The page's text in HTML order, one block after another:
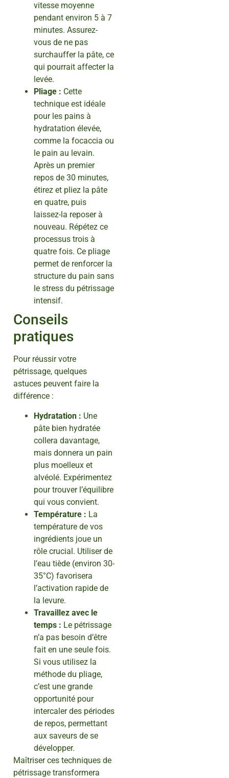
vitesse moyenne
pendant environ 5 à 7
minutes. Assurez-
vous de ne pas
surchauffer la pâte, ce
qui pourrait affecter la
levée.
Pliage : Cette
technique est idéale
pour les pains à
hydratation élevée,
comme la focaccia ou
le pain au levain.
Après un premier
repos de 30 minutes,
étirez et pliez la pâte
en quatre, puis
laissez-la reposer à
nouveau. Répétez ce
processus trois à
quatre fois. Ce pliage
permet de renforcer la
structure du pain sans
le stress du pétrissage
intensif.
Conseils
pratiques
Pour réussir votre
pétrissage, quelques
astuces peuvent faire la
différence :
Hydratation : Une
pâte bien hydratée
collera davantage,
mais donnera un pain
plus moelleux et
alvéolé. Expérimentez
pour trouver l’équilibre
qui vous convient.
Température : La
température de vos
ingrédients joue un
rôle crucial. Utiliser de
l’eau tiède (environ 30-
35°C) favorisera
l’activation rapide de
la levure.
Travaillez avec le
temps : Le pétrissage
n’a pas besoin d’être
fait en une seule fois.
Si vous utilisez la
méthode du pliage,
c’est une grande
opportunité pour
intercaler des périodes
de repos, permettant
aux saveurs de se
développer.
Maîtriser ces techniques de
pétrissage transformera